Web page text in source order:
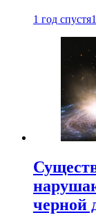
1 год спустя
черной